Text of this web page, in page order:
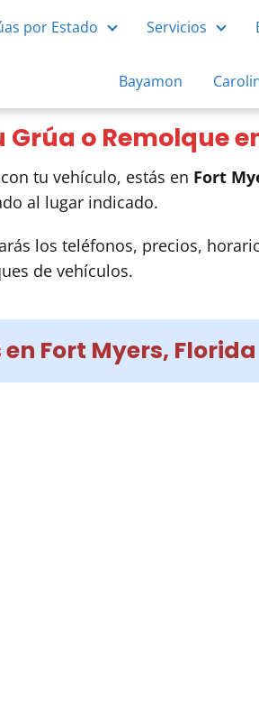
por Estado Servicios
Bayamon
Grúa o Remolque
tu vehículo, estás en Fort
al lugar indicado.
los teléfonos, precios,
de vehículos.
Fort Myers, Florida